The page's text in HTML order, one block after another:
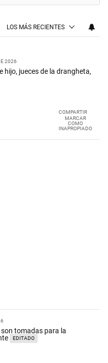
LOS MÁS RECIENTES
2026
hijo, jueces de la drangheta,
COMPARTIR
MARCAR
COMO
INAPROPIADO
tomadas para la
EDITADO